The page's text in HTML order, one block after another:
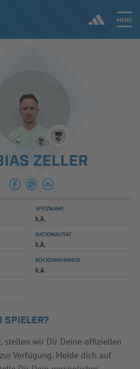
MENÜ
SPIELPLUS
ZELLER
SPITZNAME
k.A.
NATIONALITÄT
k.A.
RÜCKENNUMMER
k.A.
SPIELER?
stellen wir Dir Deine offiziellen
Verfügung. Melde dich auf